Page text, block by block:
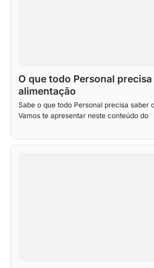
O que todo Personal
alimentação
Sabe o que todo Personal precisa saber
Vamos te apresentar neste conteúdo do